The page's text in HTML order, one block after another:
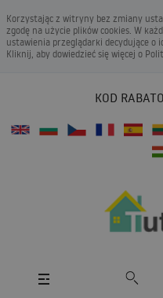
Korzystając z witryny bez zmiany
zgodę na użycie plików cookies. W
ustawienia przeglądarki decydujące o
Kliknij, aby dowiedzieć się więcej o
KOD